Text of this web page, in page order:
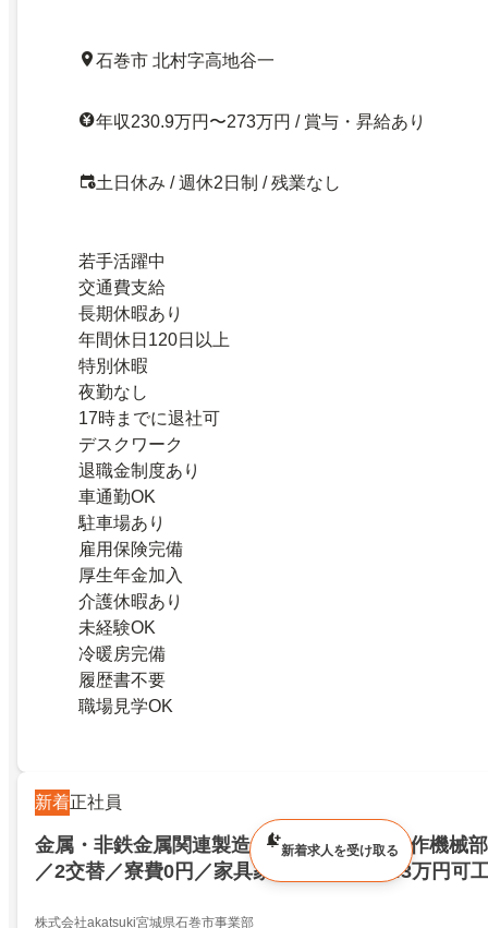
石巻市 北村字高地谷一
年収230.9万円〜273万円 / 賞与・昇給あり
土日休み / 週休2日制 / 残業なし
若手活躍中
交通費支給
長期休暇あり
年間休日120日以上
特別休暇
夜勤なし
17時までに退社可
デスクワーク
退職金制度あり
車通勤OK
駐車場あり
雇用保険完備
厚生年金加入
介護休暇あり
未経験OK
冷暖房完備
履歴書不要
職場見学OK
新着正社員
金属・非鉄金属関連製造／月収43万円可工作機械
／2交替／寮費0円／家具家電つき／月収43万円可
株式会社akatsuki宮城県石巻市事業部
新着求人を受け取る